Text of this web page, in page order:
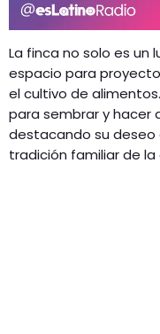
La finca no solo es un
espacio para
el cultivo de alimentos.
para sembrar y hacer
destacando su deseo
tradición familiar de la